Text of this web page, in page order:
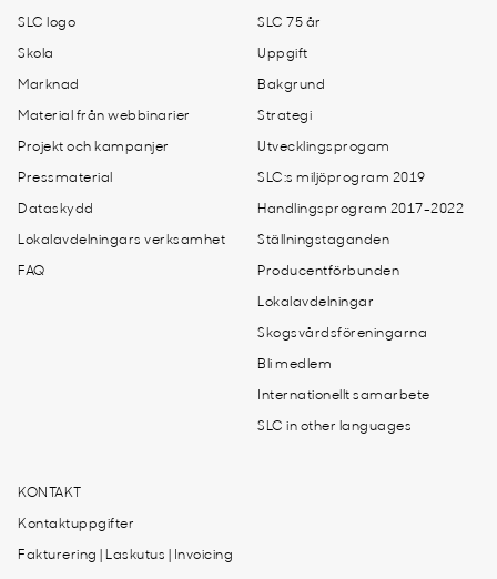
SLC logo
Skola
Marknad
Material från webbinarier
Projekt och kampanjer
Pressmaterial
Dataskydd
Lokalavdelningars verksamhet
FAQ
SLC 75 år
Uppgift
Bakgrund
Strategi
Utvecklingsprogam
SLC:s miljöprogram 2019
Handlingsprogram 2017-2022
Ställningstaganden
Producentförbunden
Lokalavdelningar
Skogsvårdsföreningarna
Bli medlem
Internationellt samarbete
SLC in other languages
KONTAKT
Kontaktuppgifter
Fakturering | Laskutus | Invoicing